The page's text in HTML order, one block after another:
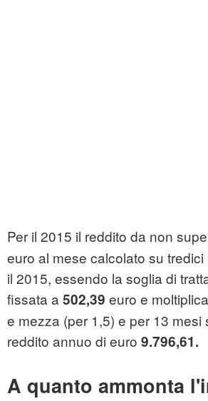
Per il 2015 il reddito da non
euro al mese calcolato su
il 2015, essendo la soglia di
fissata a 502,39 euro e
e mezza (per 1,5) e per 13 mesi
reddito annuo di euro 9.796,61.
A quanto ammonta